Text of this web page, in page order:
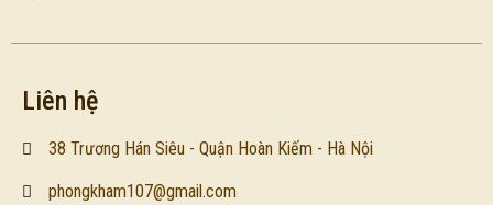
Liên hệ
38 Trương Hán Siêu - Quận Hoàn Kiếm - Hà Nội
phongkham107@gmail.com